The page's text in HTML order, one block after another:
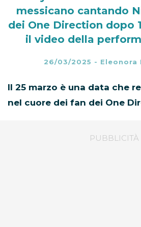
messicano cantando
dei One Direction dopo
il video della
26/03/2025 - Eleonora
Il 25 marzo è una data che
nel cuore dei fan dei One